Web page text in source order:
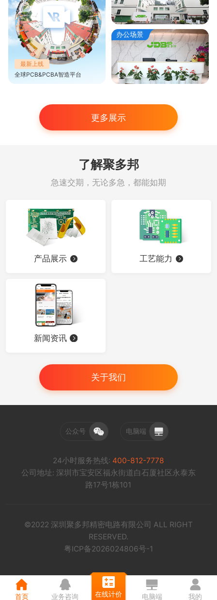
最新上线
全球PCB&PCBA智造平台
办公场景
更多展示
了解聚多邦
急速交期，无论多急，都能如期
产品展示 工艺能力
新闻资讯
关于我们
公众号 电脑端
24小时服务热线: 400-812-7778
公司地址: 深圳市宝安区福永街道白石厦社区永泰东
路17号1栋101
©2022 深圳聚多邦精密电路有限公司 ALL RIGHT
RESERVED.
粤ICP备2026024806号-1
首页 业务咨询 在线计价 电脑端 我的